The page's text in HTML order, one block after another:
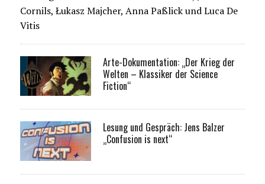
Cornils, Łukasz Majcher, Anna Paßlick und Luca De
Vitis
Arte-Dokumentation: „Der Krieg der
Welten – Klassiker der Science
Fiction“
Lesung und Gespräch: Jens Balzer
„Confusion is next“